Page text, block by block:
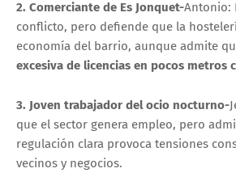
2. Comerciante de Es Jonquet-Antonio:
conflicto, pero defiende que la
economía del barrio, aunque admite
excesiva de licencias en pocos metros
3. Joven trabajador del ocio nocturno-
que el sector genera empleo, pero
regulación clara provoca tensiones
vecinos y negocios.